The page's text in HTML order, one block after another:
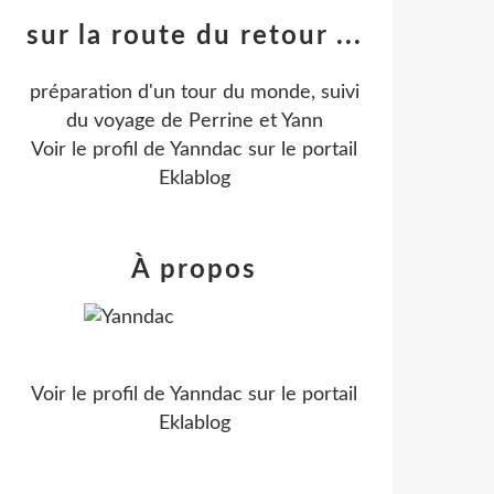
sur la route du retour ...
préparation d'un tour du monde, suivi
du voyage de Perrine et Yann
Voir le profil de Yanndac sur le portail
Eklablog
À propos
Voir le profil de Yanndac sur le portail
Eklablog